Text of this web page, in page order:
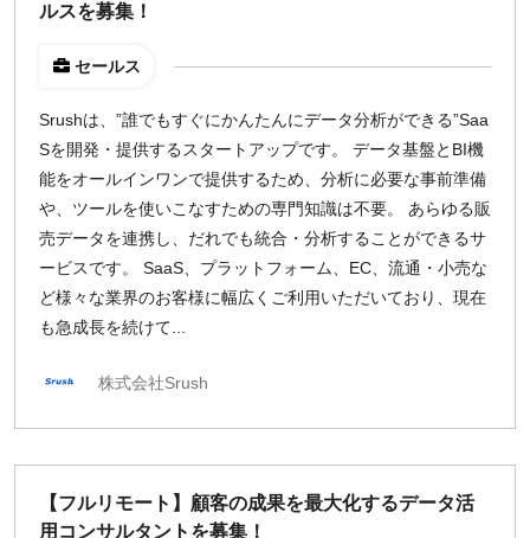
ルスを募集！
セールス
Srushは、”誰でもすぐにかんたんにデータ分析ができる”Saa
Sを開発・提供するスタートアップです。 データ基盤とBI機
能をオールインワンで提供するため、分析に必要な事前準備
や、ツールを使いこなすための専門知識は不要。 あらゆる販
売データを連携し、だれでも統合・分析することができるサ
ービスです。 SaaS、プラットフォーム、EC、流通・小売な
ど様々な業界のお客様に幅広くご利用いただいており、現在
も急成長を続けて...
株式会社Srush
【フルリモート】顧客の成果を最大化するデータ活
用コンサルタントを募集！